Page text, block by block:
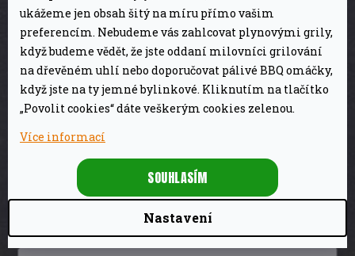
ukážeme jen obsah šitý na míru přímo vašim
preferencím. Nebudeme vás zahlcovat plynovými grily,
když budeme vědět, že jste oddaní milovníci grilování
na dřevěném uhlí nebo doporučovat pálivé BBQ omáčky,
když jste na ty jemné bylinkové. Kliknutím na tlačítko
„Povolit cookies“ dáte veškerým cookies zelenou.
Více informací
Nastavení
SOUHLASÍM
Tip